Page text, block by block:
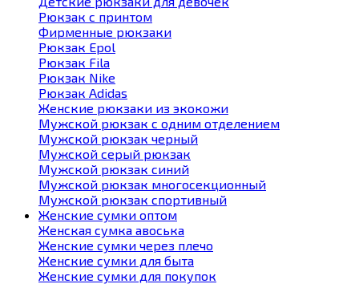
Рюкзак с принтом
Фирменные рюкзаки
Рюкзак Epol
Рюкзак Fila
Рюкзак Nike
Рюкзак Adidas
Женские рюкзаки из экокожи
Мужской рюкзак с одним отделением
Мужской рюкзак черный
Мужской серый рюкзак
Мужской рюкзак синий
Мужской рюкзак многосекционный
Мужской рюкзак спортивный
Женские сумки оптом
Женская сумка авоська
Женские сумки через плечо
Женские сумки для быта
Женские сумки для покупок